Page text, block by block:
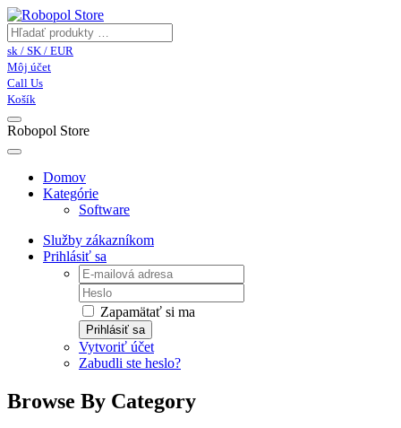
sk / SK / EUR
Môj účet
Call Us
Košík
Robopol Store
Domov
Kategórie
Software
Služby zákazníkom
Prihlásiť sa
Zapamätať si ma
Prihlásiť sa
Vytvoriť účet
Zabudli ste heslo?
Browse By Category